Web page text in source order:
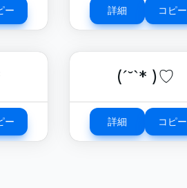
ー 詳細 コピー
ー
(ˊ˘ˋ* )♡
詳細 コピー